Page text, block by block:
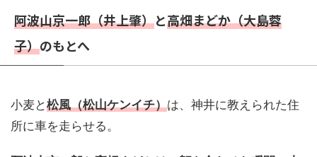
阿波山京一郎（井上肇）と高畑まどか（大島蓉
子）のもとへ
小麦と松風（松山ケンイチ）は、神井に教えられた住
所に車を走らせる。